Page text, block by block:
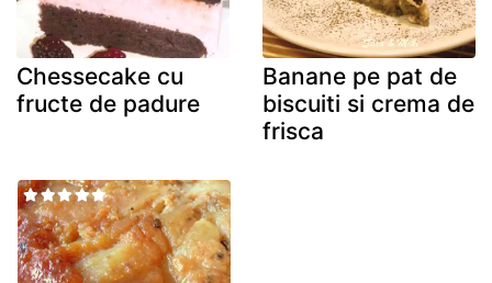
Chessecake cu
fructe de padure
Banane pe pat de
biscuiti si crema de
frisca